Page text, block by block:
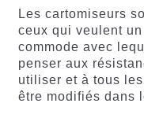
Les cartomiseurs
ceux qui veulent
commode avec
penser aux
utiliser et à tous
être modifiés dans